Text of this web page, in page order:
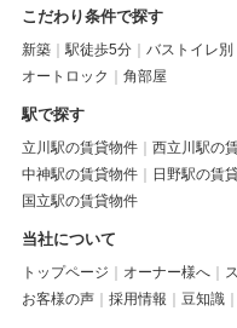
こだわり条件で探す
新築 駅徒歩5分 バストイレ別
オートロック
角部屋
駅で探す
立川駅の賃貸物件 西立川駅の
中神駅の賃貸物件
日野駅の賃
国立駅の賃貸物件
当社について
トップページ オーナー様へ
お客様の声
採用情報 豆知識